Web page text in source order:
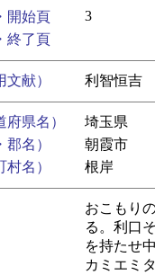
開始頁
3
終了頁
献） 利智恒吉
県名）
埼玉県
名）
朝霞市
名） 根岸
おこもり
る。利口
を持たせ
カミエミ